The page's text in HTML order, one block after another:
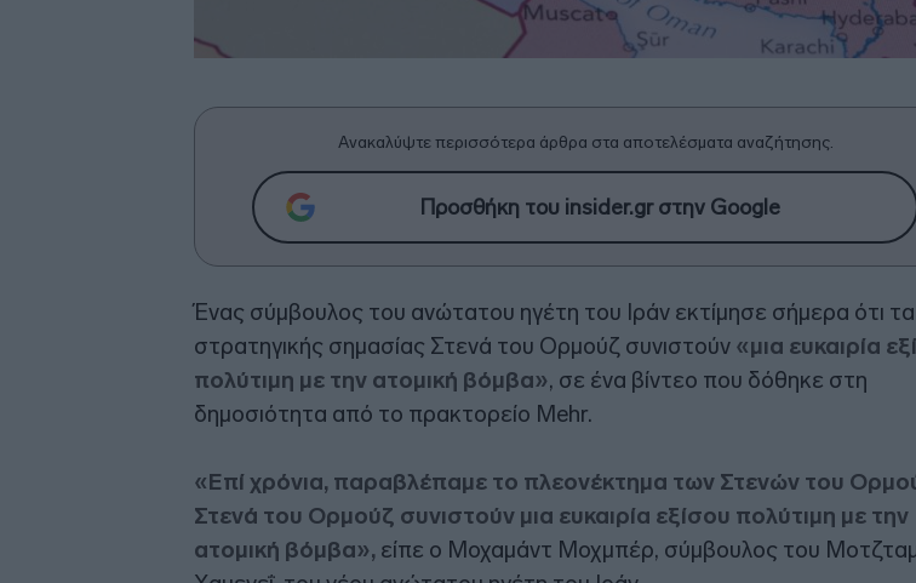
Ανακαλύψτε περισσότερα άρθρα στα αποτελέσματα αναζήτησης.
Προσθήκη του insider.gr στην Google
Ένας σύμβουλος του ανώτατου ηγέτη του Ιράν εκτίμησε σήμερα ότι τα
στρατηγικής σημασίας Στενά του Ορμούζ συνιστούν «μια ευκαιρία
πολύτιμη με την ατομική βόμβα», σε ένα βίντεο που δόθηκε στη
δημοσιότητα από το πρακτορείο Mehr.
«Επί χρόνια, παραβλέπαμε το πλεονέκτημα των Στενών του
Στενά του Ορμούζ συνιστούν μια ευκαιρία εξίσου πολύτιμη με την
ατομική βόμβα», είπε ο Μοχαμάντ Μοχμπέρ, σύμβουλος του